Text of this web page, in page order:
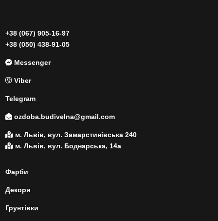
+38 (067) 905-16-97
+38 (050) 438-91-05
Messenger
Viber
Telegram
ozdoba.budivelna@gmail.com
м. Львів, вул. Замарстинівська 240
м. Львів, вул. Боднарська, 14а
Фарби
Декори
Грунтівки